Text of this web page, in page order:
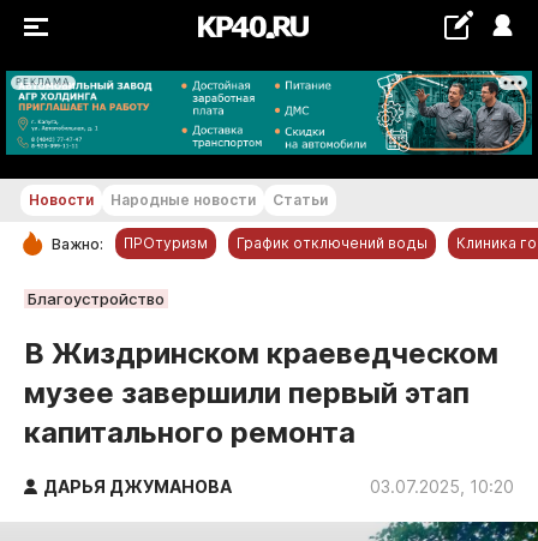
РЕКЛАМА
+21...+22 °С
РУБРИКИ
Обнинск
Новости компаний
Статьи
Народные новости
Авто и транспорт
Благоустройство
Новости Народные новости Статьи
Важно: ПРОтуризм График отключений воды Клиника
Благоустройство
В Жиздринском краеведческом
музее завершили первый этап
капитального ремонта
ДАРЬЯ ДЖУМАНОВА 03.07.2025, 10:20